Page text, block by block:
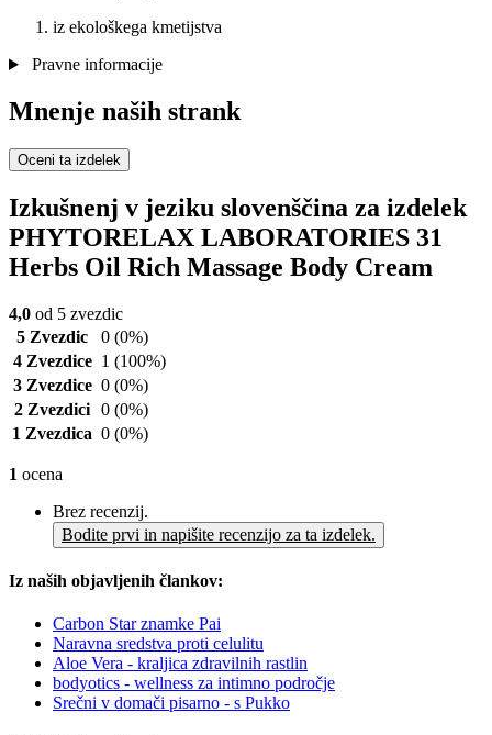
iz ekološkega kmetijstva
Pravne informacije
Mnenje naših strank
Oceni ta izdelek
Izkušnenj v jeziku slovenščina za izdelek
PHYTORELAX LABORATORIES 31
Herbs Oil Rich Massage Body Cream
4,0 od 5 zvezdic
5 Zvezdic
0 (0%)
4 Zvezdice 1 (100%)
3 Zvezdice 0 (0%)
2 Zvezdici 0 (0%)
1 Zvezdica 0 (0%)
1 ocena
Brez recenzij.
Bodite prvi in napišite recenzijo za ta izdelek.
Iz naših objavljenih člankov:
Carbon Star znamke Pai
Naravna sredstva proti celulitu
Aloe Vera - kraljica zdravilnih rastlin
bodyotics - wellness za intimno področje
Srečni v domači pisarno - s Pukko